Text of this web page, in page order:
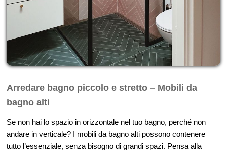
Arredare bagno piccolo e stretto – Mobili da
bagno alti
Se non hai lo spazio in orizzontale nel tuo bagno, perché non
andare in verticale? I mobili da bagno alti possono contenere
tutto l’essenziale, senza bisogno di grandi spazi. Pensa alla